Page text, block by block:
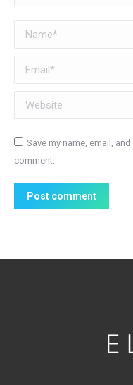
Name *
Email *
Website
Save my name, email,
comment.
Post comment